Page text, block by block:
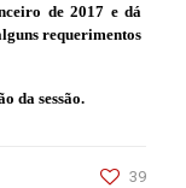
de 2017 e dá
requerimentos
da sessão.
39